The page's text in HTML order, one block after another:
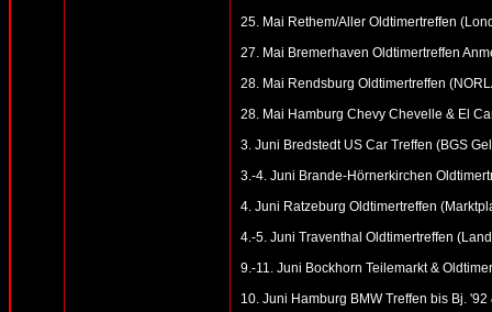
25. Mai Rethem/Aller Oldtimertreffen
27. Mai Bremerhaven Oldtimertreffen
28. Mai Rendsburg Oldtimertreffen
28. Mai Hamburg Chevy Chevelle & El
3. Juni Bredstedt US Car Treffen (BGS
3.-4. Juni Brande-Hörnerkirchen
4. Juni Ratzeburg Oldtimertreffen
4.-5. Juni Traventhal Oldtimertreffen
9.-11. Juni Bockhorn Teilemarkt &
10. Juni Hamburg BMW Treffen bis Bj.